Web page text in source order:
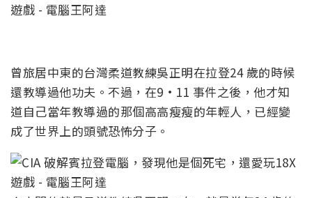
曾旅居中東的台灣柔道教練吳正明在拉登24 歲的時候
還教導過他功夫。不過，在9·11 事件之後，他才知
道自己當年教導過的那個高高瘦瘦的年輕人，已經變
成了世界上的頭號恐怖分子。